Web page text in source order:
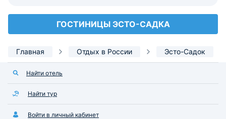
ГОСТИНИЦЫ ЭСТО-САДКА
Главная Отдых в России Эсто-Садок
Найти отель
Найти тур
Войти в личный кабинет